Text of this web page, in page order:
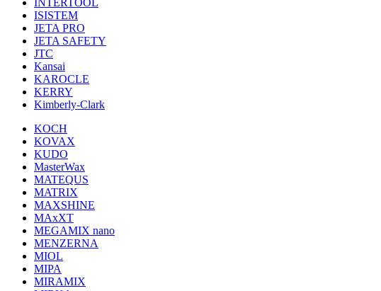
INTERTOOL
ISISTEM
JETA PRO
JETA SAFETY
JTC
Kansai
KAROCLE
KERRY
Kimberly-Clark
KOCH
KOVAX
KUDO
MasterWax
MATEQUS
MATRIX
MAXSHINE
MAxXT
MEGAMIX nano
MENZERNA
MIOL
MIPA
MIRAMIX